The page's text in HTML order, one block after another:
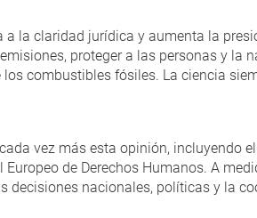
la claridad jurídica y aumenta la
proteger a las personas y la
combustibles fósiles. La ciencia
vez más esta opinión, incluyendo
de Derechos Humanos. A
nacionales, políticas y la